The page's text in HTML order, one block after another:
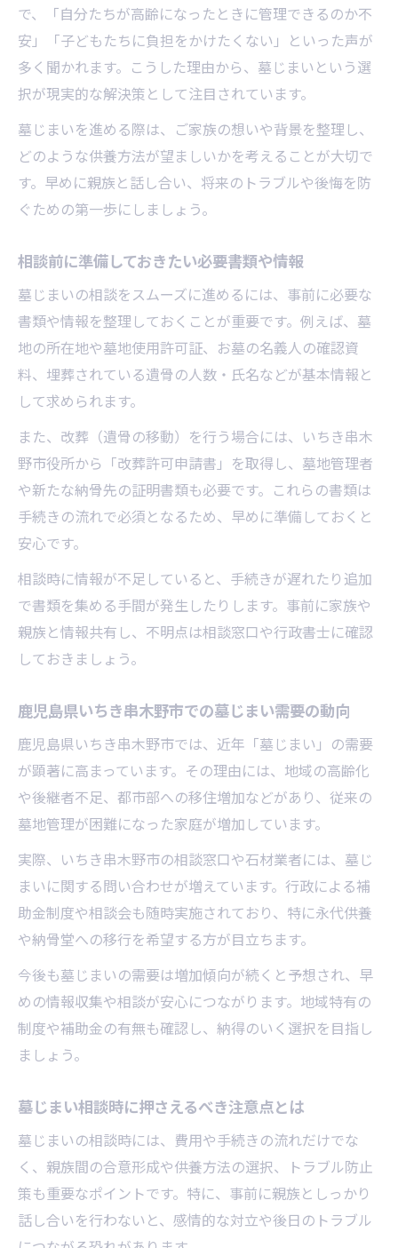
初めての墓じまいに役立つ相談窓口の活用法
地域の墓じまい相談窓口を効果的に利用し
よう
終活やお墓の相談所でできることを知る
行政や消費生活センター相談の活用方法
墓じまいの悩みを専門家に相談するメリッ
ト
窓口相談時に準備しておきたい質問リスト
費用で悩むなら知っておきたい墓じまいの工夫
補助金や助成制度の活用ポイントを解説
お金がない場合に役立つ墓じまいの方法
複数業者の見積もり比較で賢く節約しよう
不要な費用を避けるためのチェックリスト
親族との話し合いで円滑に進める墓じまい対策
墓じまいを巡る親族間トラブル防止のポイ
ント
話し合いをスムーズに進める準備と工夫
方法
親族全員が納得する墓じまいの進め方
墓じまい相談時に配慮したい伝え方の工夫
安心のための供養方法や移転先選びのコツ
納骨堂や永代供養のメリットと注意点
移転先選びで後悔しないための比較方法
供養方法ごとの費用や特徴をわかりやすく
で、「自分たちが高齢になったときに管理できるのか不
安」「子どもたちに負担をかけたくない」といった声が
多く聞かれます。こうした理由から、墓じまいという選
択が現実的な解決策として注目されています。
墓じまいを進める際は、ご家族の想いや背景を整理し、
どのような供養方法が望ましいかを考えることが大切で
す。早めに親族と話し合い、将来のトラブルや後悔を防
ぐための第一歩にしましょう。
相談前に準備しておきたい必要書類や情報
墓じまいの相談をスムーズに進めるには、事前に必要な
書類や情報を整理しておくことが重要です。例えば、墓
地の所在地や墓地使用許可証、お墓の名義人の確認資
料、埋葬されている遺骨の人数・氏名などが基本情報と
して求められます。
また、改葬（遺骨の移動）を行う場合には、いちき串木
野市役所から「改葬許可申請書」を取得し、墓地管理者
や新たな納骨先の証明書類も必要です。これらの書類は
手続きの流れで必須となるため、早めに準備しておくと
安心です。
相談時に情報が不足していると、手続きが遅れたり追加
で書類を集める手間が発生したりします。事前に家族や
親族と情報共有し、不明点は相談窓口や行政書士に確認
しておきましょう。
鹿児島県いちき串木野市での墓じまい需要の動向
鹿児島県いちき串木野市では、近年「墓じまい」の需要
が顕著に高まっています。その理由には、地域の高齢化
や後継者不足、都市部への移住増加などがあり、従来の
墓地管理が困難になった家庭が増加しています。
実際、いちき串木野市の相談窓口や石材業者には、墓じ
まいに関する問い合わせが増えています。行政による補
助金制度や相談会も随時実施されており、特に永代供養
や納骨堂への移行を希望する方が目立ちます。
今後も墓じまいの需要は増加傾向が続くと予想され、早
めの情報収集や相談が安心につながります。地域特有の
制度や補助金の有無も確認し、納得のいく選択を目指し
ましょう。
墓じまい相談時に押さえるべき注意点とは
墓じまいの相談時には、費用や手続きの流れだけでな
く、親族間の合意形成や供養方法の選択、トラブル防止
策も重要なポイントです。特に、事前に親族としっかり
話し合いを行わないと、感情的な対立や後日のトラブル